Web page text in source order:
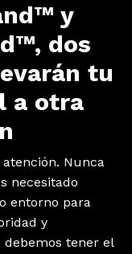
y
dos
tu
a otra
Nunca
necesitado
entorno para
y
debemos tener el